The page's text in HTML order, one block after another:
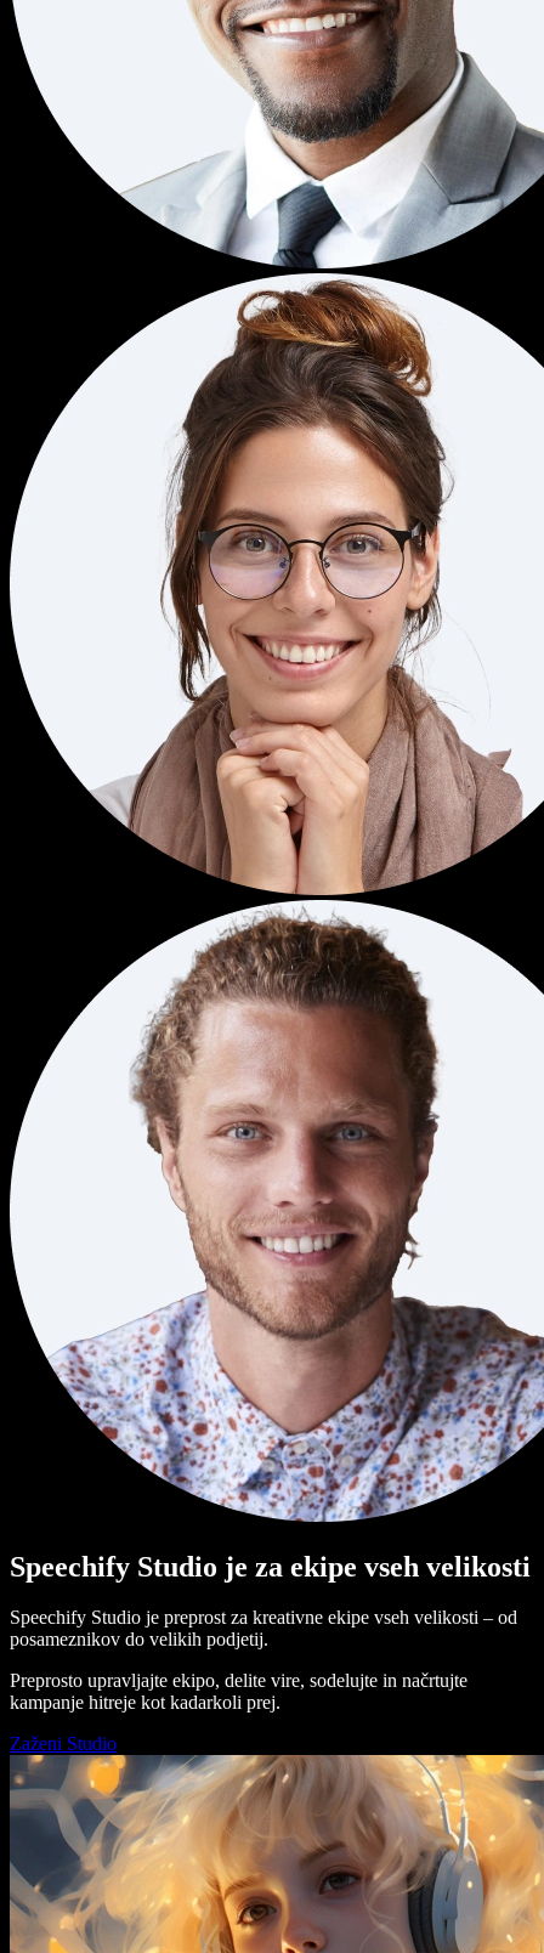
Speechify Studio je za ekipe vseh velikosti
Speechify Studio je preprost za kreativne ekipe vseh velikosti – od
posameznikov do velikih podjetij.
Preprosto upravljajte ekipo, delite vire, sodelujte in načrtujte
kampanje hitreje kot kadarkoli prej.
Zaženi Studio